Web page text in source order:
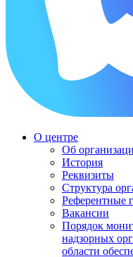
О центре
Об
История
Реквизиты
Структура
Референтные
Вакансии
Порядок
надзорных
области